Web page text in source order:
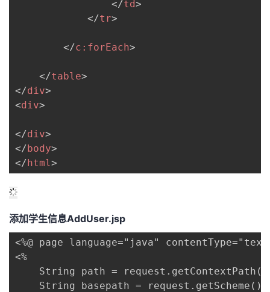
</td>
</tr>
</c: forEach>
</table>
</div>
<div>
</div>
</body>
</html>
添加学生信息AddUser.jsp
<%@ page language="java"
<%
String path =
String basepath =